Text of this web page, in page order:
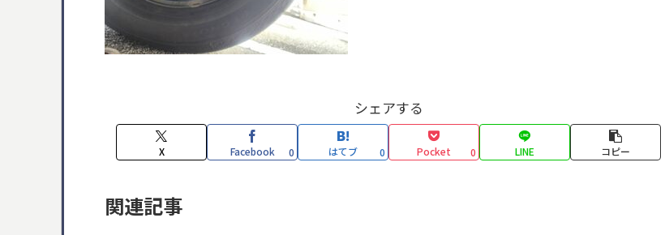
シェアする
X Facebook 0 はてブ 0 Pocket 0 LINE コピー
関連記事